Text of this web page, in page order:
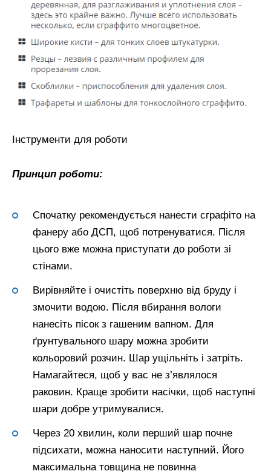
Інструменти для роботи
Принцип роботи:
Спочатку рекомендується нанести сграфіто на
фанеру або ДСП, щоб потренуватися. Після
цього вже можна приступати до роботи зі
стінами.
Вирівняйте і очистіть поверхню від бруду і
змочити водою. Після вбирання вологи
нанесіть пісок з гашеним вапном. Для
ґрунтувального шару можна зробити
кольоровий розчин. Шар ущільніть і затріть.
Намагайтеся, щоб у вас не з’являлося
раковин. Краще зробити насічки, щоб наступні
шари добре утримувалися.
Через 20 хвилин, коли перший шар почне
підсихати, можна наносити наступний. Його
максимальна товщина не повинна